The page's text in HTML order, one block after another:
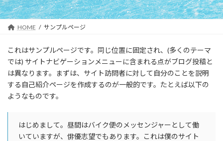
HOME サンプルページ
これはサンプルページです。同じ位置に固定され、(多くのテーマ
では) サイトナビゲーションメニューに含まれる点がブログ投稿と
は異なります。まずは、サイト訪問者に対して自分のことを説明
する自己紹介ページを作成するのが一般的です。たとえば以下の
ようなものです。
はじめまして。昼間はバイク便のメッセンジャーとして働
いていますが、俳優志望でもあります。これは僕のサイト